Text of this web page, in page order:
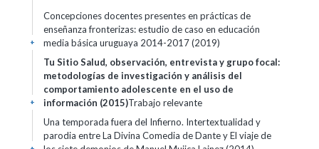
Concepciones docentes presentes en prácticas de
enseñanza fronterizas: estudio de caso en educación
media básica uruguaya 2014-2017 (2019)
+
Tu Sitio Salud, observación, entrevista y grupo focal:
metodologías de investigación y análisis del
comportamiento adolescente en el uso de
información (2015)Trabajo relevante
+
Una temporada fuera del Infierno. Intertextualidad y
parodia entre La Divina Comedia de Dante y El viaje de